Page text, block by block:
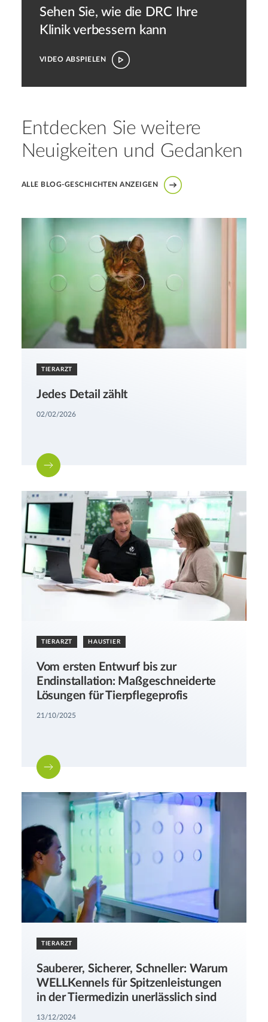
Sehen Sie, wie die DRC
Ihre
Klinik verbessern kann
VIDEO ABSPIELEN
Entdecken Sie weitere
Neuigkeiten und Gedanken
ALLE BLOG-GESCHICHTEN ANZEIGEN
TIERARZT
Jedes Detail zählt
02/02/2026
TIERARZT HAUSTIER
Vom ersten Entwurf bis zur
Endinstallation: Maßgeschneiderte
Lösungen für Tierpflegeprofis
21/10/2025
TIERARZT
Sauberer, Sicherer, Schneller: Warum
WELLKennels für Spitzenleistungen
in der Tiermedizin unerlässlich sind
13/12/2024